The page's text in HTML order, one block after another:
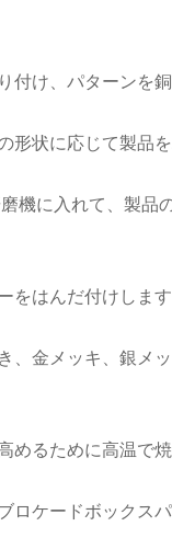
け、パターンを
状に応じて製品を
機に入れて、製品
をはんだ付けします
、金メッキ、銀メ
るために高温で焼
ケードボックス